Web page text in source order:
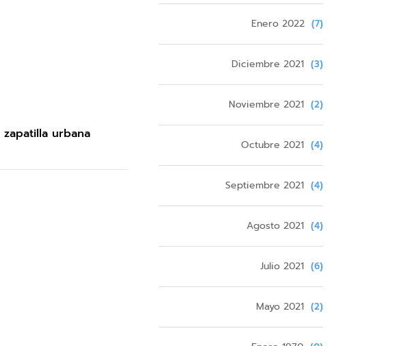
zapatilla urbana
Enero 2022 (7)
Diciembre 2021 (3)
Noviembre 2021 (2)
Octubre 2021 (4)
Septiembre 2021 (4)
Agosto 2021 (4)
Julio 2021 (6)
Mayo 2021 (2)